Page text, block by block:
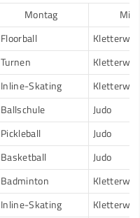
Montag
Floorball
Turnen
Inline-Skating
Ballschule
Judo
Pickleball
Judo
Basketball
Judo
Badminton
Inline-Skating